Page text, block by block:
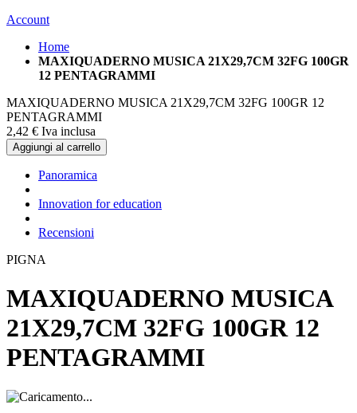
Account
Home
MAXIQUADERNO MUSICA 21X29,7CM 32FG 100GR
12 PENTAGRAMMI
MAXIQUADERNO MUSICA 21X29,7CM 32FG 100GR 12
PENTAGRAMMI
2,42 € Iva inclusa
Aggiungi al carrello
Panoramica
Innovation for education
Recensioni
PIGNA
MAXIQUADERNO MUSICA
21X29,7CM 32FG 100GR 12
PENTAGRAMMI